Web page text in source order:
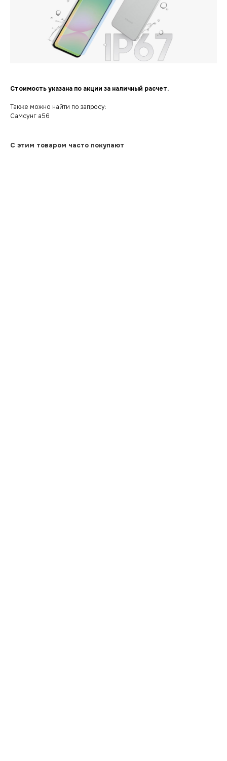
Стоимость указана по акции за наличный расчет.
Также можно найти по запросу:
Самсунг а56
С этим товаром часто покупают